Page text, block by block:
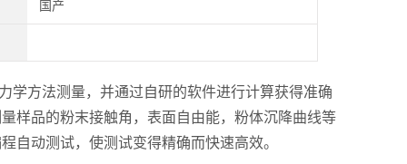
国产
学方法测量，并通过自研的软件进行计算获得准确
样品的粉末接触角，表面自由能，粉体沉降曲线等
自动测试，使测试变得精确而快速高效。